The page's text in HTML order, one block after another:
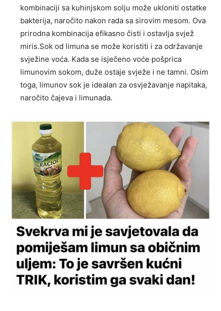
kombinaciji sa kuhinjskom solju može ukloniti ostatke
bakterija, naročito nakon rada sa sirovim mesom. Ova
prirodna kombinacija efikasno čisti i ostavlja svjež
miris.Sok od limuna se može koristiti i za održavanje
svježine voća. Kada se isječeno voće pošprica
limunovim sokom, duže ostaje svježe i ne tamni. Osim
toga, limunov sok je idealan za osvježavanje napitaka,
naročito čajeva i limunada.